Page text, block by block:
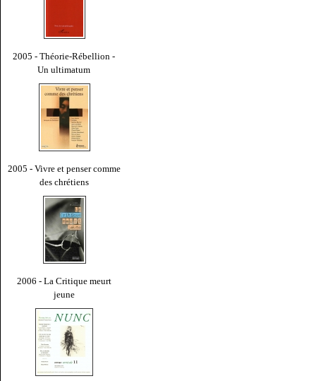
2005 - Théorie-Rébellion -
Un ultimatum
2005 - Vivre et penser comme
des chrétiens
2006 - La Critique meurt
jeune